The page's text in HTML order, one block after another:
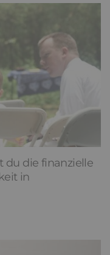
du die finanzielle
in